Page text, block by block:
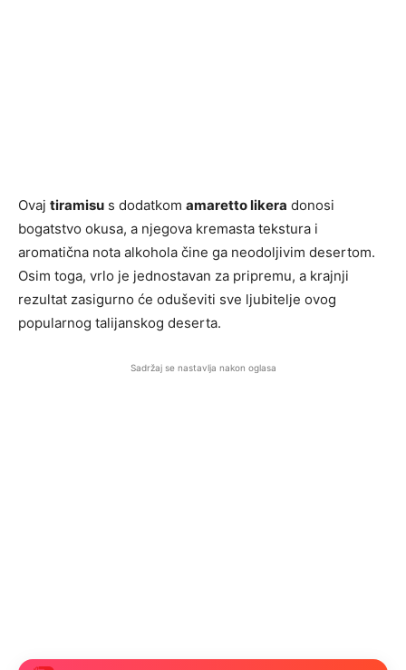
Ovaj tiramisu s dodatkom amaretto likera donosi
bogatstvo okusa, a njegova kremasta tekstura i
aromatična nota alkohola čine ga neodoljivim desertom.
Osim toga, vrlo je jednostavan za pripremu, a krajnji
rezultat zasigurno će oduševiti sve ljubitelje ovog
popularnog talijanskog deserta.
Sadržaj se nastavlja nakon oglasa